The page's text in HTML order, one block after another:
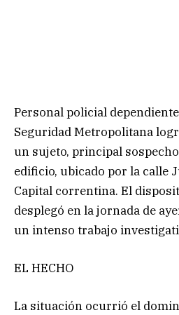
Personal policial
Seguridad Metropolitana
un sujeto, principal
edificio, ubicado por la calle
Capital correntina. El
desplegó en la jornada de
un intenso trabajo
EL HECHO
La situación ocurrió el